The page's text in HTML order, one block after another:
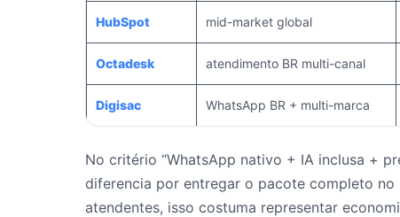
HubSpot mid-market global
Octadesk atendimento BR multi-canal
Digisac WhatsApp BR + multi-marca
No critério “WhatsApp nativo + IA inclusa +
diferencia por entregar o pacote completo no
atendentes, isso costuma representar